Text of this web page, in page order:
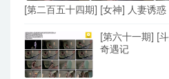
[第二百五十四期] [女神] 人妻诱惑
[第六十一期] [
奇遇记